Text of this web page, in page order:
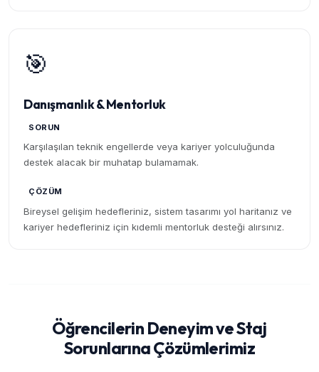
🎯
Danışmanlık & Mentorluk
SORUN
Karşılaşılan teknik engellerde veya kariyer yolculuğunda
destek alacak bir muhatap bulamamak.
ÇÖZÜM
Bireysel gelişim hedefleriniz, sistem tasarımı yol haritanız ve
kariyer hedefleriniz için kıdemli mentorluk desteği alırsınız.
Öğrencilerin Deneyim ve Staj
Sorunlarına Çözümlerimiz